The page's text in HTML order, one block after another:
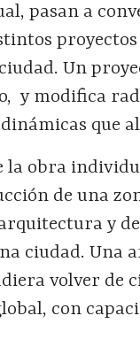
pasan a
Un
y modifica
que
obra
de una
y
ciudad. Una
volver de
con